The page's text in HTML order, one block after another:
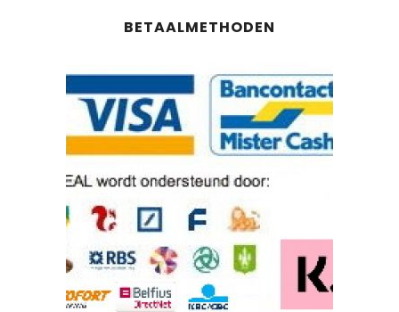
BETAALMETHODEN